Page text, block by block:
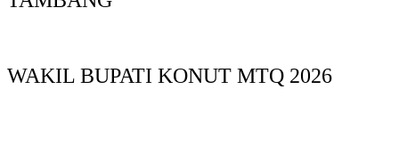
WAKIL BUPATI KONUT MTQ 2026